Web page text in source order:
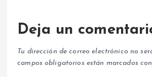
Deja un
Tu dirección de correo electrónico no
campos obligatorios están marcados con